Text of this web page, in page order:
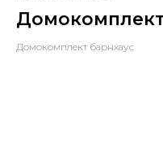
Домокомплект барнхаус